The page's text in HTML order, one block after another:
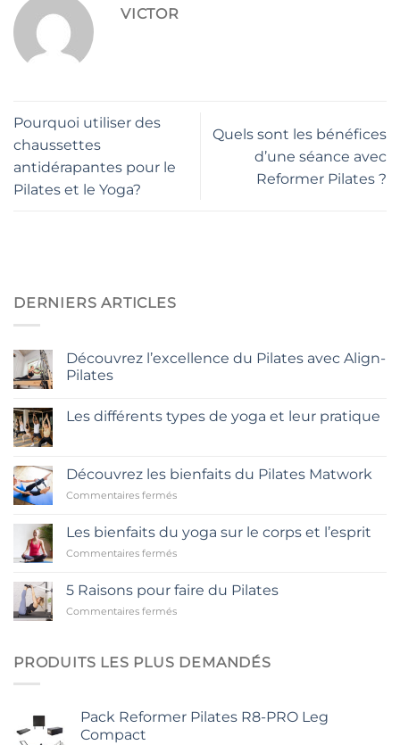
VICTOR
Pourquoi utiliser des
chaussettes
antidérapantes pour le
Pilates et le Yoga?
Quels sont les bénéfices
d’une séance avec
Reformer Pilates ?
DERNIERS ARTICLES
Découvrez l’excellence du Pilates avec Align-
Pilates
sur
avec
Pilates
Les différents types de yoga et leur pratique
Les
différents
types
de
et
leur
pratique
Découvrez les bienfaits du Pilates Matwork
Commentaires ferméssur
bienfaits
du
Matwork
Les bienfaits du yoga sur le corps et l’esprit
Commentaires ferméssur
bienfaits
du
yoga
corps
5 Raisons pour faire du Pilates
Commentaires ferméssur
pour
faire
PRODUITS LES PLUS DEMANDÉS
Pack Reformer Pilates R8-PRO Leg
Compact